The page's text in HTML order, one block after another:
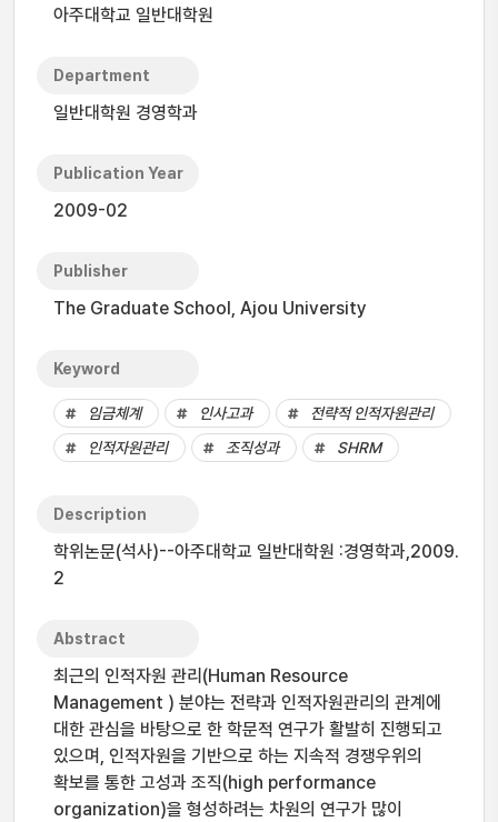
아주대학교 일반대학원
Department
일반대학원 경영학과
Publication Year
2009-02
Publisher
The Graduate School, Ajou University
Keyword
임금체계 인사고과
전략적 인적자원관리
인적자원관리
조직성과 SHRM
Description
학위논문(석사)--아주대학교 일반대학원 :경영학과,2009.
2
Abstract
최근의 인적자원 관리(Human Resource
Management ) 분야는 전략과 인적자원관리의 관계에
대한 관심을 바탕으로 한 학문적 연구가 활발히 진행되고
있으며, 인적자원을 기반으로 하는 지속적 경쟁우위의
확보를 통한 고성과 조직(high performance
organization)을 형성하려는 차원의 연구가 많이